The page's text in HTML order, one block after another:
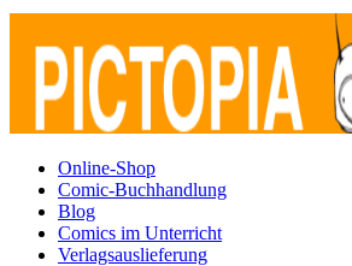
Online-Shop
Comic-Buchhandlung
Blog
Comics im Unterricht
Verlagsauslieferung